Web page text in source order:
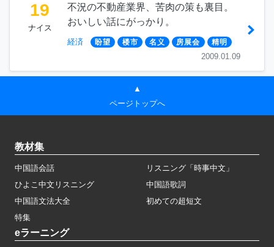
19
ナイス
不況の不動産業界、苦肉の策も裏目。
おいしい話にがっかり。
経済 盼望 楼市 名义 房展会 精明
2009.01.09
▲
ページトップへ
教材集
中国語会話
リスニング「時事中文」
ひよこ中文リスニング
中国語歌詞
中国語文法大全
初めての超短文
特集
eラーニング